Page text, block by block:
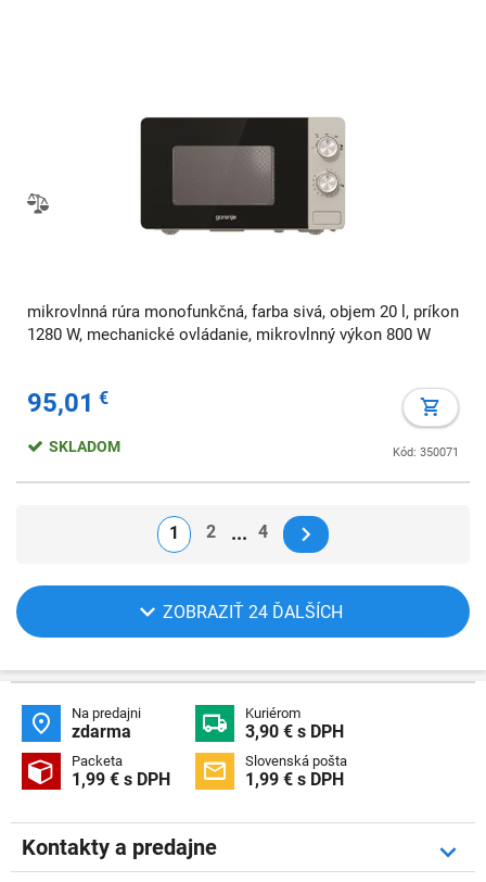
mikrovlnná rúra monofunkčná, farba sivá, objem 20 l, príkon
1280 W, mechanické ovládanie, mikrovlnný výkon 800 W
95,01 €
Kód: 350071
SKLADOM
1 2 4
ZOBRAZIŤ 24 ĎALŠÍCH
 Na predajni
zdarma  Kuriérom
3,90 € s DPH
 Packeta
1,99 € s DPH  Slovenská pošta
1,99 € s DPH
Kontakty a predajne